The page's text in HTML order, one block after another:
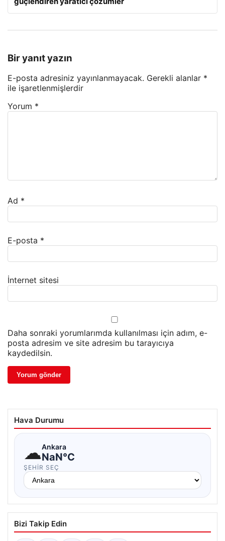
Bir yanıt yazın
E-posta adresiniz yayınlanmayacak. Gerekli alanlar *
ile işaretlenmişlerdir
Yorum *
Ad *
E-posta *
İnternet sitesi
Daha sonraki yorumlarımda kullanılması için adım, e-
posta adresim ve site adresim bu tarayıcıya
kaydedilsin.
Hava Durumu
☁Ankara
NaN°C
ŞEHIR SEÇ
Bizi Takip Edin